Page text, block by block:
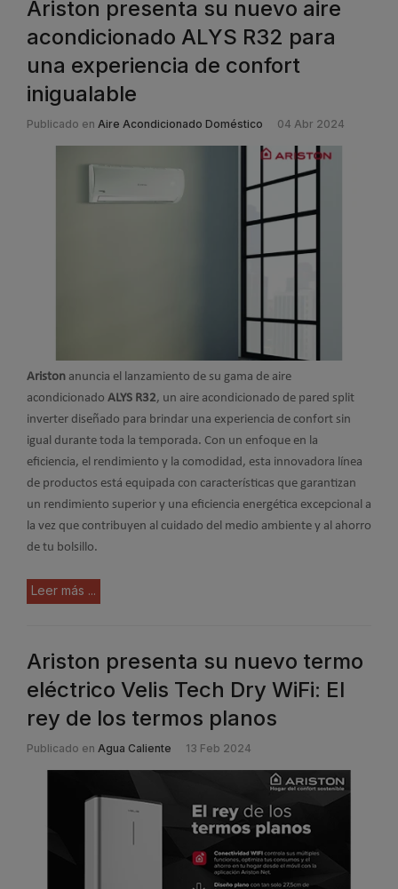
Ariston presenta su nuevo aire
acondicionado ALYS R32 para
una experiencia de confort
inigualable
Publicado en Aire Acondicionado Doméstico 04 Abr 2024
Ariston anuncia el lanzamiento de su gama de aire
acondicionado ALYS R32, un aire acondicionado de pared split
inverter diseñado para brindar una experiencia de confort sin
igual durante toda la temporada. Con un enfoque en la
eficiencia, el rendimiento y la comodidad, esta innovadora línea
de productos está equipada con características que garantizan
un rendimiento superior y una eficiencia energética excepcional a
la vez que contribuyen al cuidado del medio ambiente y al ahorro
de tu bolsillo.
Leer más ...
Ariston presenta su nuevo termo
eléctrico Velis Tech Dry WiFi: El
rey de los termos planos
Publicado en Agua Caliente 13 Feb 2024